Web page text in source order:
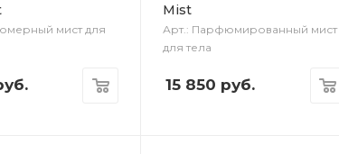
мист для
Mist
Арт.: Парфюмированный мист
для тела
15 850 руб.